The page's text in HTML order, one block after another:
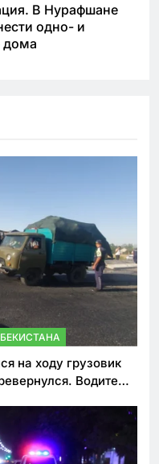
В Нурафшане
одно- и
дома
на ходу грузовик
Водитель